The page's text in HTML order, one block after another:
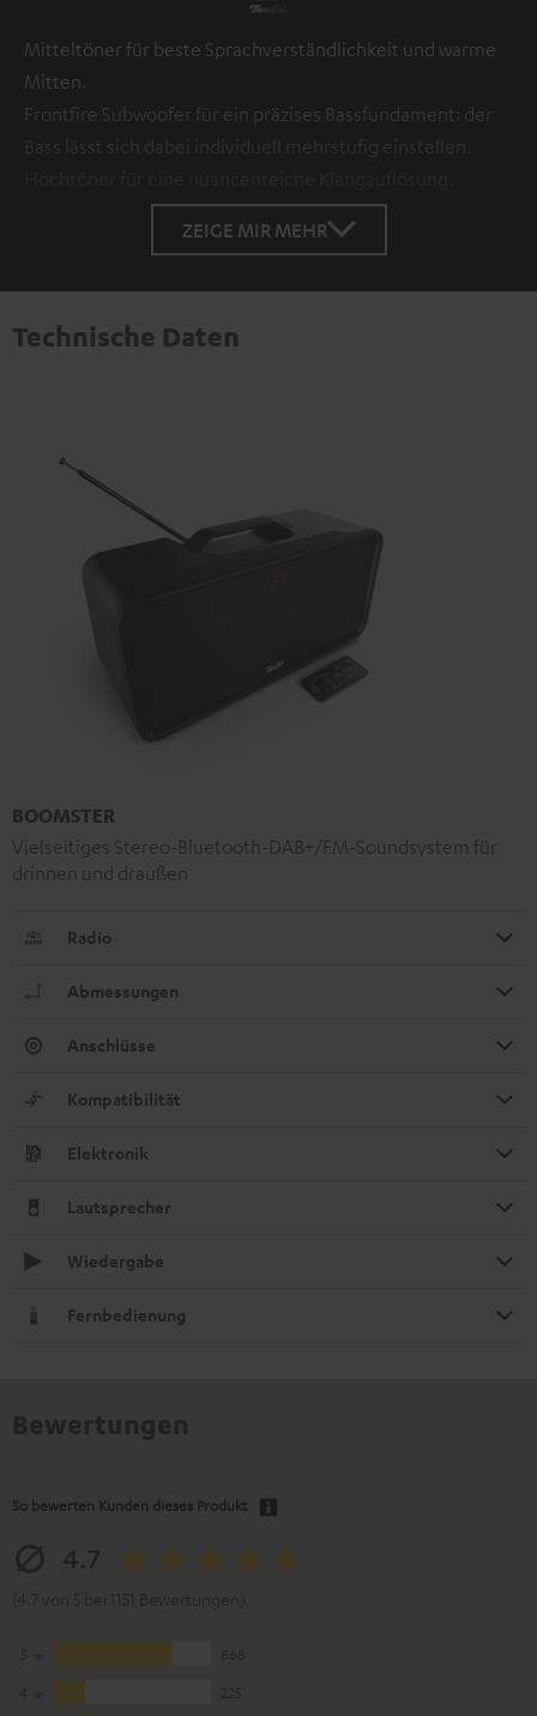
Mitteltöner für beste Sprachverständlichkeit und warme
Mitten.
Frontfire Subwoofer für ein präzises Bassfundament: der
Bass lässt sich dabei individuell mehrstufig einstellen.
ZEIGE MIR MEHR
Technische Daten
BOOMSTER
Vielseitiges Stereo-Bluetooth-DAB+/FM-Soundsystem für
drinnen und draußen
Radio
Abmessungen
Anschlüsse
Kompatibilität
Elektronik
Lautsprecher
Wiedergabe
Fernbedienung
So bewerten Kunden dieses Produkt